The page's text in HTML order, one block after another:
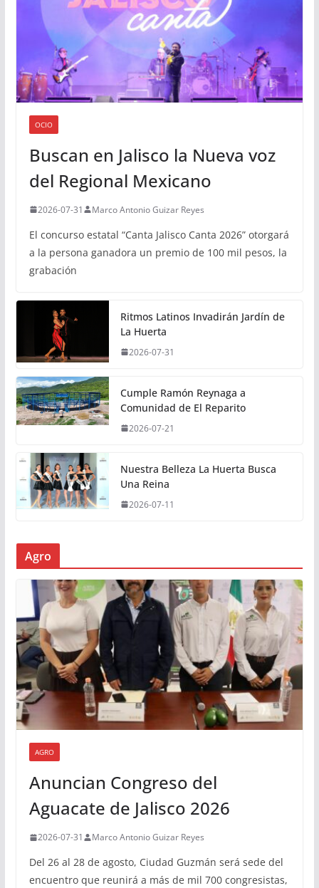
OCIO
Buscan en Jalisco la Nueva voz
del Regional Mexicano
2026-07-31 Marco Antonio Guizar Reyes
El concurso estatal “Canta Jalisco Canta 2026” otorgará
a la persona ganadora un premio de 100 mil pesos, la
grabación
Ritmos Latinos Invadirán Jardín de
La Huerta
2026-07-31
Cumple Ramón Reynaga a
Comunidad de El Reparito
2026-07-21
Nuestra Belleza La Huerta Busca
Una Reina
2026-07-11
Agro
AGRO
Anuncian Congreso del
Aguacate de Jalisco 2026
2026-07-31 Marco Antonio Guizar Reyes
Del 26 al 28 de agosto, Ciudad Guzmán será sede del
encuentro que reunirá a más de mil 700 congresistas,